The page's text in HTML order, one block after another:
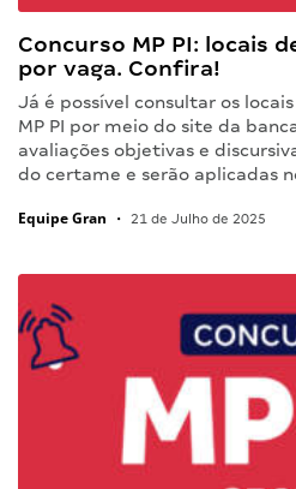
Concurso MP PI: locais
por vaga. Confira!
Já é possível consultar os
MP PI por meio do site da
avaliações objetivas e
do certame e serão aplicadas
Equipe Gran • 21 de Julho de 2025